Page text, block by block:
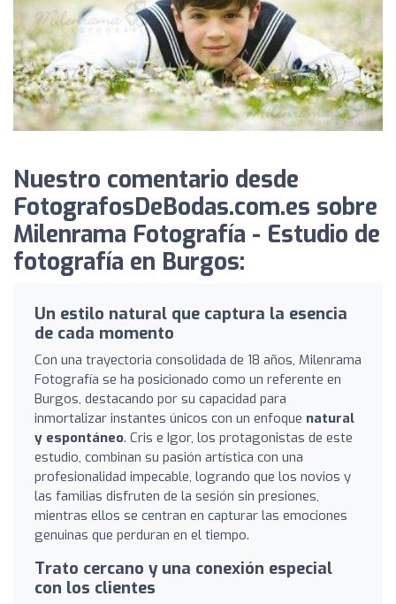
Nuestro comentario desde
FotografosDeBodas.com.es sobre
Milenrama Fotografía - Estudio de
fotografía en Burgos:
Un estilo natural que captura la esencia
de cada momento
Con una trayectoria consolidada de 18 años, Milenrama
Fotografía se ha posicionado como un referente en
Burgos, destacando por su capacidad para
inmortalizar instantes únicos con un enfoque natural
y espontáneo. Cris e Igor, los protagonistas de este
estudio, combinan su pasión artística con una
profesionalidad impecable, logrando que los novios y
las familias disfruten de la sesión sin presiones,
mientras ellos se centran en capturar las emociones
genuinas que perduran en el tiempo.
Trato cercano y una conexión especial
con los clientes